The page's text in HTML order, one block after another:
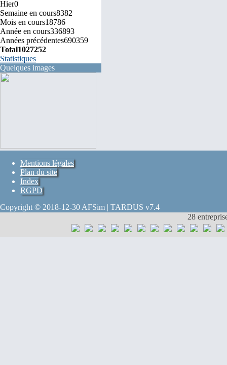
Hier0
Semaine en cours8382
Mois en cours18786
Année en cours336893
Années précédentes690359
Total1027252
Statistiques
Quelques images
Mentions légales
Plan du site
Index
RGPD
Copyright © 2018-12-30 AFSim | TARDUS v7.4
28